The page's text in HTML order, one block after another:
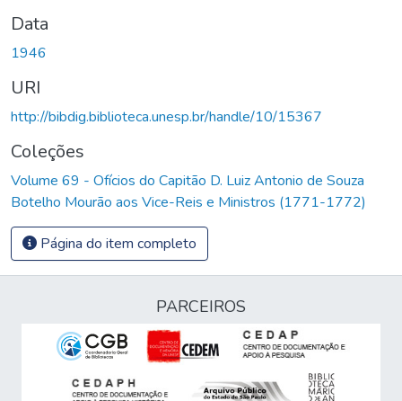
Data
1946
URI
http://bibdig.biblioteca.unesp.br/handle/10/15367
Coleções
Volume 69 - Ofícios do Capitão D. Luiz Antonio de Souza
Botelho Mourão aos Vice-Reis e Ministros (1771-1772)
Página do item completo
PARCEIROS